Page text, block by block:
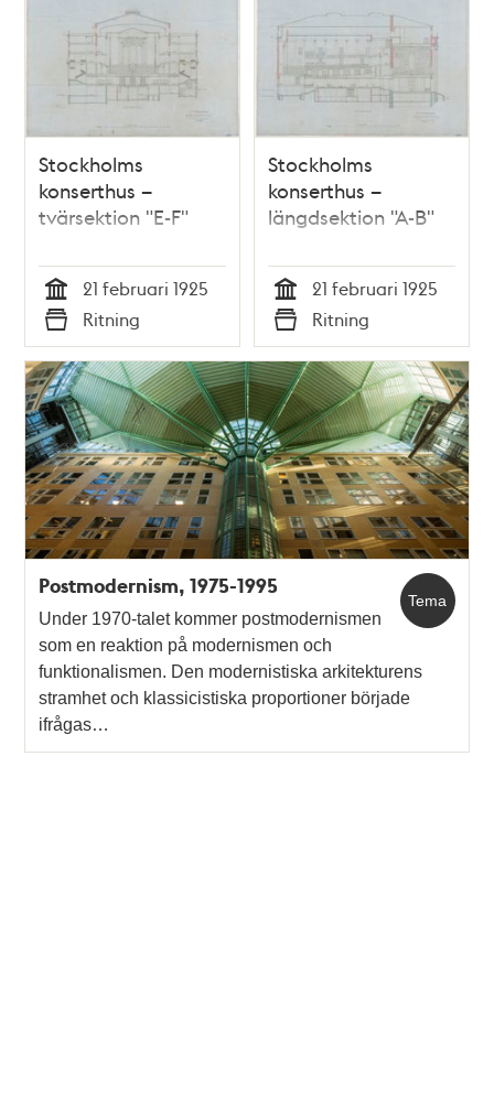
Stockholms
konserthus –
tvärsektion "E-F"
Tid
21 februari 1925
Typ
Ritning
Stockholms
konserthus –
längdsektion "A-B"
Tid
21 februari 1925
Typ
Ritning
Tema
Postmodernism, 1975-1995
Under 1970-talet kommer postmodernismen
som en reaktion på modernismen och
funktionalismen. Den modernistiska arkitekturens
stramhet och klassicistiska proportioner började
ifrågas…